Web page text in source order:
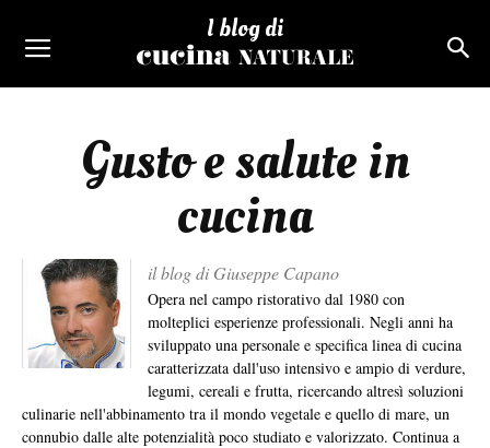
I blog di
Gusto e salute in
cucina
il blog di Giuseppe Capano
Opera nel campo ristorativo dal 1980 con
molteplici esperienze professionali. Negli anni ha
sviluppato una personale e specifica linea di cucina
caratterizzata dall'uso intensivo e ampio di verdure,
legumi, cereali e frutta, ricercando altresì soluzioni
culinarie nell'abbinamento tra il mondo vegetale e quello di mare, un
connubio dalle alte potenzialità poco studiato e valorizzato. Continua a